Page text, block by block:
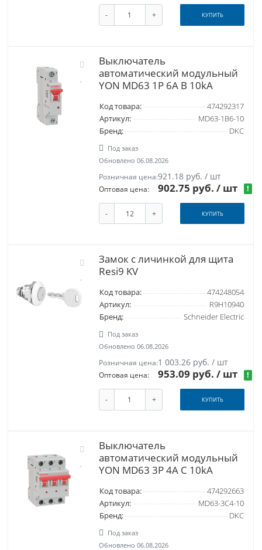
- + КУПИТЬ
Выключатель
автоматический модульный
YON MD63 1P 6А B 10kA
Код товара:
474292317
Артикул:
MD63-1B6-10
Бренд:
DKC
Под заказ
Обновлено 06.08.2026
Розничная цена:921.18 руб. / шт
Оптовая цена: 902.75 руб./ шт !
- + КУПИТЬ
Замок с личинкой для щита
Resi9 KV
Код товара:
474248054
Артикул:
R9H10940
Бренд:
Schneider Electric
Под заказ
Обновлено 06.08.2026
Розничная цена:1 003.26 руб. / шт
Оптовая цена: 953.09 руб./ шт !
- + КУПИТЬ
Выключатель
автоматический модульный
YON MD63 3P 4А C 10kA
Код товара:
474292663
Артикул:
MD63-3C4-10
Бренд:
DKC
Под заказ
Обновлено 06.08.2026